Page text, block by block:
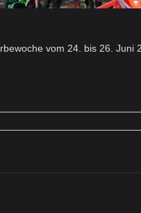
vom 24. bis 26. Juni